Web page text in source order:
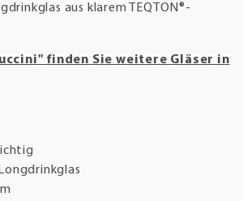
aus klarem TEQTON®-
finden Sie weitere Gläser in
Longdrinkglas